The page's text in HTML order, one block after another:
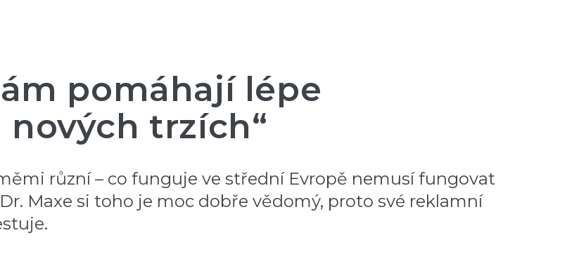
pomáhají lépe
trzích“
různí – co funguje ve střední Evropě nemusí fungovat
Maxe si toho je moc dobře vědomý, proto své reklamní